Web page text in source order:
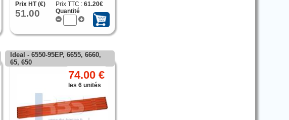
Prix HT (€)
51.00
Prix TTC :61.20€
Quantité
Ideal - 6550-95EP, 6655, 6660,
65, 650
74.00 €
les 6 unités